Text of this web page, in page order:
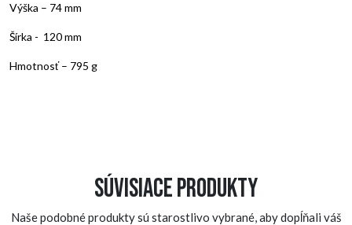
Výška – 74 mm
Šírka - 120 mm
Hmotnosť – 795 g
Súvisiace produkty
Naše podobné produkty sú starostlivo vybrané, aby dopĺňali váš